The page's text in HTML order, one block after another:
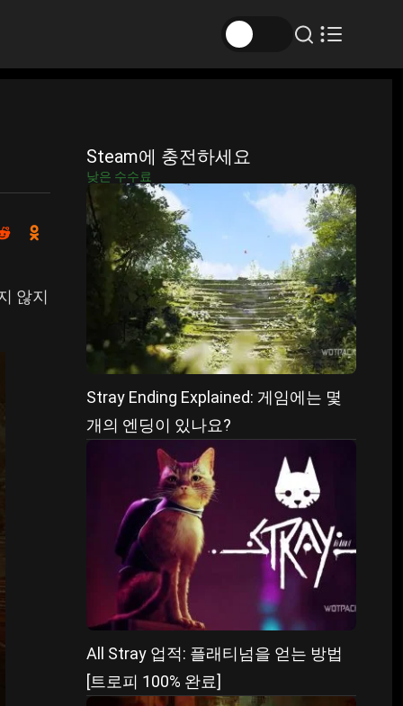
않지
Steam에 충전하세요
낮은 수수료
Stray Ending Explained: 게임에는 몇
개의 엔딩이 있나요?
All Stray 업적: 플래티넘을 얻는 방법
[트로피 100% 완료]